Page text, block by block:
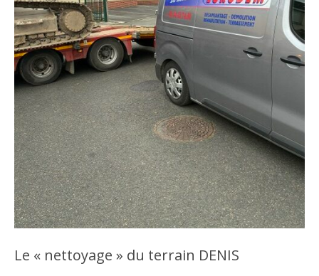
Le « nettoyage » du terrain DENIS